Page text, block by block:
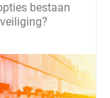
bestaan